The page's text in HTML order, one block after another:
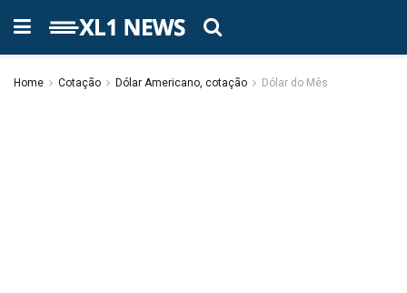
Home Cotação Dólar Americano, cotação Dólar do Mês